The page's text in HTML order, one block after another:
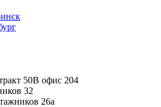
50В офис 204
32
26а